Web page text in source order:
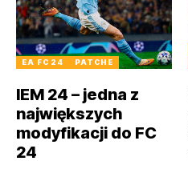
EA FC 24 PATCHE
IEM 24 – jedna z
największych
modyfikacji do FC
24